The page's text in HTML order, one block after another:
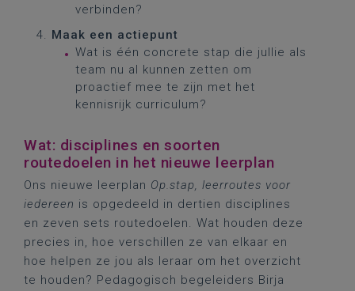
verbinden?
Maak een actiepunt
Wat is één concrete stap die jullie als
team nu al kunnen zetten om
proactief mee te zijn met het
kennisrijk curriculum?
Wat: disciplines en soorten
routedoelen in het nieuwe leerplan
Ons nieuwe leerplan Op.stap, leerroutes voor
iedereen is opgedeeld in dertien disciplines
en zeven sets routedoelen. Wat houden deze
precies in, hoe verschillen ze van elkaar en
hoe helpen ze jou als leraar om het overzicht
te houden? Pedagogisch begeleiders Birja